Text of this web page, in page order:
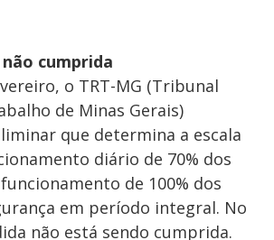
cumprida
o TRT-MG (Tribunal
de Minas Gerais)
que determina a escala
diário de 70% dos
de 100% dos
em período integral. No
não está sendo cumprida.